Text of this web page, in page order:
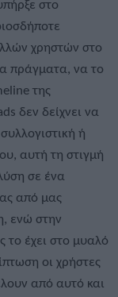
στο
χρηστών στο
πράγματα, να το
της
δεν δείχνει να
ή
αυτή τη στιγμή
σε ένα
από μας
ενώ στην
το έχει στο μυαλό
οι χρήστες
από αυτό και